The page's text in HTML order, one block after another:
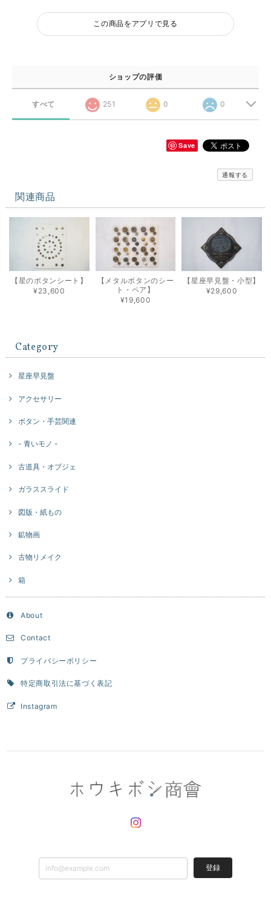
この商品をアプリで見る
ショップの評価
すべて 251 0 0
Save
通報する
関連商品
【星のボタンシート】
¥23,600
【メタルボタンのシー
ト・ペア】
¥19,600
【星座早見盤・小型】
¥29,600
Category
星座早見盤
アクセサリー
ボタン・手芸関連
- 青いモノ -
古道具・オブジェ
ガラススライド
図版・紙もの
鉱物画
古物リメイク
箱
About
Contact
プライバシーポリシー
特定商取引法に基づく表記
Instagram
登録